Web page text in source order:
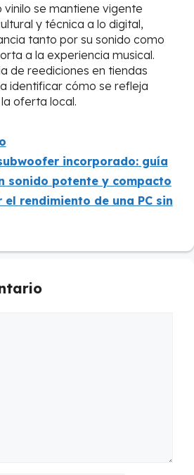
vinilo se mantiene vigente
y técnica a lo digital,
tanto por su sonido como
a la experiencia musical.
de reediciones en tiendas
identificar cómo se refleja
oferta local.
incorporado: guía
sonido potente y compacto
el rendimiento de una PC sin